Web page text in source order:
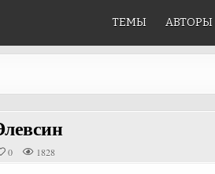
ТЕМЫ АВТОРЫ
0 1828